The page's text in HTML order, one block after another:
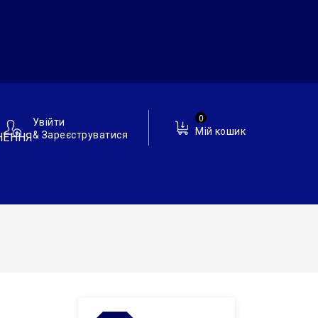
Мій кошик
0
Увійти
& Зареєструватися